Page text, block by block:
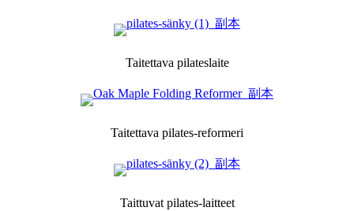
Taitettava pilateslaite
Taitettava pilates-reformeri
Taittuvat pilates-laitteet